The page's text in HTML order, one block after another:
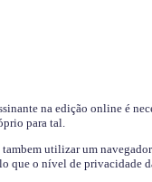
na edição online é
para tal.
utilizar um
que o nível de privacidade